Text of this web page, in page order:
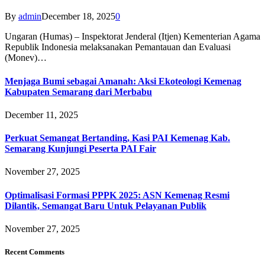
By adminDecember 18, 20250
Ungaran (Humas) – Inspektorat Jenderal (Itjen) Kementerian Agama
Republik Indonesia melaksanakan Pemantauan dan Evaluasi
(Monev)…
Menjaga Bumi sebagai Amanah: Aksi Ekoteologi Kemenag
Kabupaten Semarang dari Merbabu
December 11, 2025
Perkuat Semangat Bertanding, Kasi PAI Kemenag Kab.
Semarang Kunjungi Peserta PAI Fair
November 27, 2025
Optimalisasi Formasi PPPK 2025: ASN Kemenag Resmi
Dilantik, Semangat Baru Untuk Pelayanan Publik
November 27, 2025
Recent Comments